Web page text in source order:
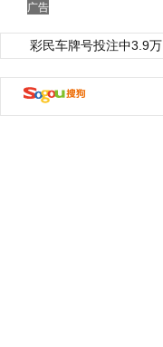
广告
彩民车牌号投注中3.9万